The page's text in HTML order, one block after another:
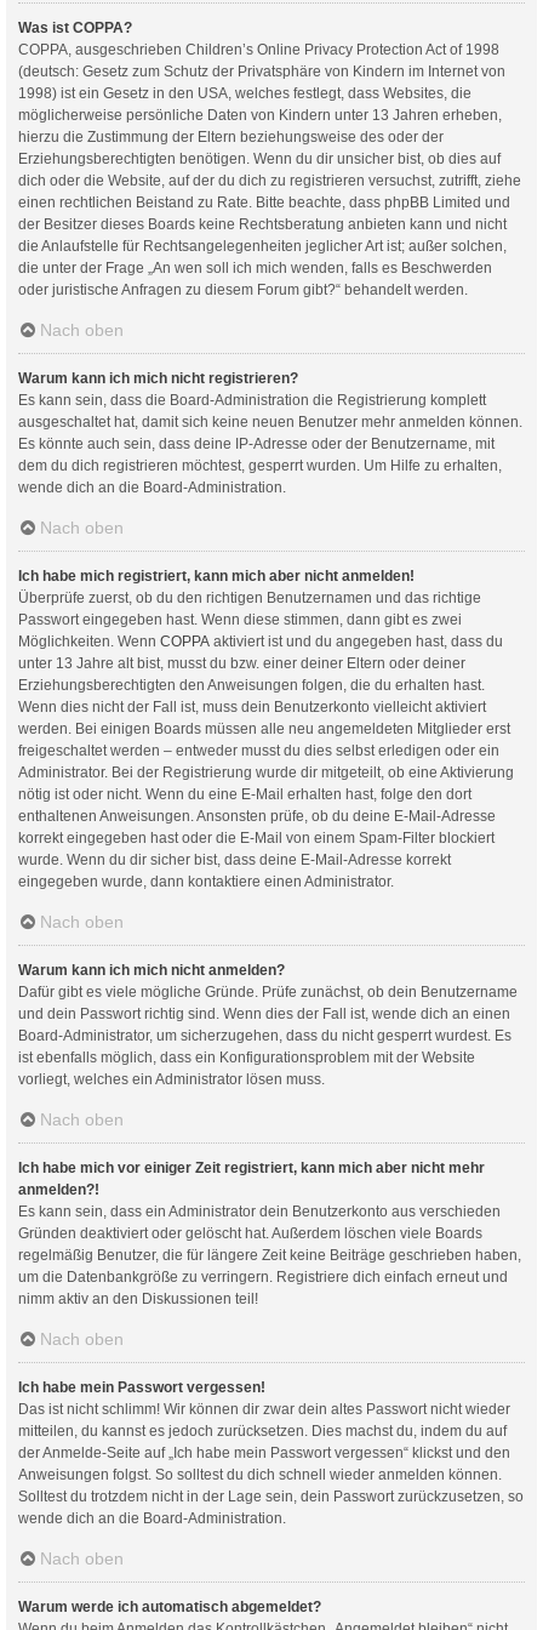
Was ist COPPA?
COPPA, ausgeschrieben Children’s Online Privacy Protection Act of 1998
(deutsch: Gesetz zum Schutz der Privatsphäre von Kindern im Internet von
1998) ist ein Gesetz in den USA, welches festlegt, dass Websites, die
möglicherweise persönliche Daten von Kindern unter 13 Jahren erheben,
hierzu die Zustimmung der Eltern beziehungsweise des oder der
Erziehungsberechtigten benötigen. Wenn du dir unsicher bist, ob dies auf
dich oder die Website, auf der du dich zu registrieren versuchst, zutrifft, ziehe
einen rechtlichen Beistand zu Rate. Bitte beachte, dass phpBB Limited und
der Besitzer dieses Boards keine Rechtsberatung anbieten kann und nicht
die Anlaufstelle für Rechtsangelegenheiten jeglicher Art ist; außer solchen,
die unter der Frage „An wen soll ich mich wenden, falls es Beschwerden
oder juristische Anfragen zu diesem Forum gibt?“ behandelt werden.
Nach oben
Warum kann ich mich nicht registrieren?
Es kann sein, dass die Board-Administration die Registrierung komplett
ausgeschaltet hat, damit sich keine neuen Benutzer mehr anmelden können.
Es könnte auch sein, dass deine IP-Adresse oder der Benutzername, mit
dem du dich registrieren möchtest, gesperrt wurden. Um Hilfe zu erhalten,
wende dich an die Board-Administration.
Nach oben
Ich habe mich registriert, kann mich aber nicht anmelden!
Überprüfe zuerst, ob du den richtigen Benutzernamen und das richtige
Passwort eingegeben hast. Wenn diese stimmen, dann gibt es zwei
Möglichkeiten. Wenn COPPA aktiviert ist und du angegeben hast, dass du
unter 13 Jahre alt bist, musst du bzw. einer deiner Eltern oder deiner
Erziehungsberechtigten den Anweisungen folgen, die du erhalten hast.
Wenn dies nicht der Fall ist, muss dein Benutzerkonto vielleicht aktiviert
werden. Bei einigen Boards müssen alle neu angemeldeten Mitglieder erst
freigeschaltet werden – entweder musst du dies selbst erledigen oder ein
Administrator. Bei der Registrierung wurde dir mitgeteilt, ob eine Aktivierung
nötig ist oder nicht. Wenn du eine E-Mail erhalten hast, folge den dort
enthaltenen Anweisungen. Ansonsten prüfe, ob du deine E-Mail-Adresse
korrekt eingegeben hast oder die E-Mail von einem Spam-Filter blockiert
wurde. Wenn du dir sicher bist, dass deine E-Mail-Adresse korrekt
eingegeben wurde, dann kontaktiere einen Administrator.
Nach oben
Warum kann ich mich nicht anmelden?
Dafür gibt es viele mögliche Gründe. Prüfe zunächst, ob dein Benutzername
und dein Passwort richtig sind. Wenn dies der Fall ist, wende dich an einen
Board-Administrator, um sicherzugehen, dass du nicht gesperrt wurdest. Es
ist ebenfalls möglich, dass ein Konfigurationsproblem mit der Website
vorliegt, welches ein Administrator lösen muss.
Nach oben
Ich habe mich vor einiger Zeit registriert, kann mich aber nicht mehr
anmelden?!
Es kann sein, dass ein Administrator dein Benutzerkonto aus verschieden
Gründen deaktiviert oder gelöscht hat. Außerdem löschen viele Boards
regelmäßig Benutzer, die für längere Zeit keine Beiträge geschrieben haben,
um die Datenbankgröße zu verringern. Registriere dich einfach erneut und
nimm aktiv an den Diskussionen teil!
Nach oben
Ich habe mein Passwort vergessen!
Das ist nicht schlimm! Wir können dir zwar dein altes Passwort nicht wieder
mitteilen, du kannst es jedoch zurücksetzen. Dies machst du, indem du auf
der Anmelde-Seite auf „Ich habe mein Passwort vergessen“ klickst und den
Anweisungen folgst. So solltest du dich schnell wieder anmelden können.
Solltest du trotzdem nicht in der Lage sein, dein Passwort zurückzusetzen, so
wende dich an die Board-Administration.
Nach oben
Warum werde ich automatisch abgemeldet?